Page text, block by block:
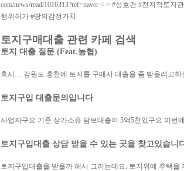
com/news/read/1016313?ref=naver < > #성호건 #전지적토
행위허가 #땅의감정가치
토지구매대출 관련 카페 검색
토지 대출 질문 (Feat.농협)
혹시… 강원도 홍천에 토지를 구매시 대출을 좀 받을려고
토지구입 대출문의입니다
사업자구요 기존 상가소유 담보대출이 5억5천있구요 이번
토지구입대출 상담 받을 수 있는 곳을 찾고있습니
토지구입대출을 받을까 해서 그러는데요. 토지위에 주택